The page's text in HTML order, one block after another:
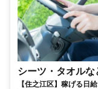
シーツ・タオル
【住之江区】稼げる日